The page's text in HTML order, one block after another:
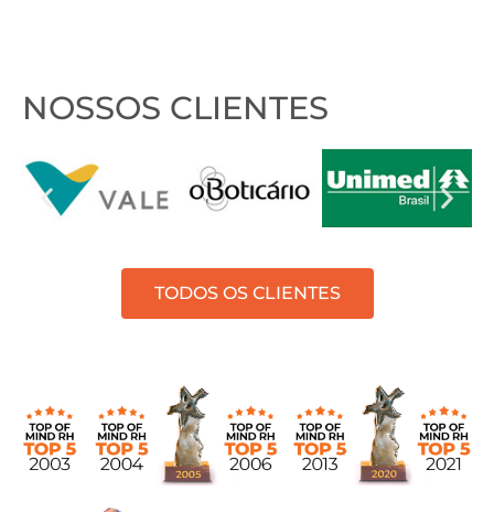
NOSSOS CLIENTES
TODOS OS CLIENTES